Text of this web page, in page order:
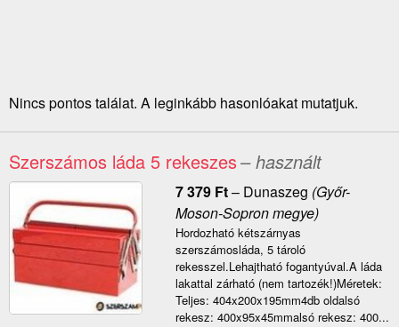
Nincs pontos találat. A leginkább hasonlóakat mutatjuk.
Szerszámos láda 5 rekeszes– használt
7 379 Ft– Dunaszeg (Győr-
Moson-Sopron megye)
Hordozható kétszárnyas
szerszámosláda, 5 tároló
rekesszel.Lehajtható fogantyúval.A láda
lakattal zárható (nem tartozék!)Méretek:
Teljes: 404x200x195mm4db oldalsó
rekesz: 400x95x45mmalsó rekesz: 400...